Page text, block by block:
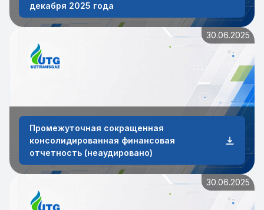
декабря 2025 года
30.06.2025
Промежуточная сокращенная
консолидированная финансовая
отчетность (неаудировано)
30.06.2025